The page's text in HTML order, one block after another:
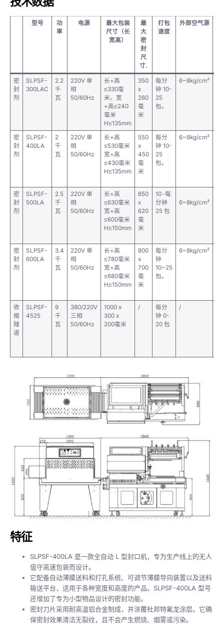
型号
功
率
电源
最大包装
尺寸（长
宽高）
最
大
密
封
尺
寸.
打包
速度
外部空气源
密
封
剂
SLPSF-
300LAC
2.2
千
瓦
220V 单
相
50/60Hz
长+高
≤330毫
米，宽
+高≤240
毫米
H≤135mm
350
x
260
毫
米
每分
钟 10-
25
包。
6~8kg/cm²
密
封
剂
SLPSF-
400LA
2
千
瓦
220V 单
相
50/60Hz
长+高
≤530毫米
宽+高
≤430毫米
H≤135mm
550
x
450
毫
米
每分
钟 10-
25
包。
6~8kg/cm²
密
封
剂
SLPSF-
500LA
2.5
千
瓦
220V 单
相
50/60Hz
长+高
≤630毫米
宽+高
≤600毫米
H≤150mm
650
x
620
毫
米
10-每
分钟
25 包
6~8kg/cm²
密
封
剂
SLPSF-
600LA
3.4
千
瓦
220V 单
相
50/60Hz
长+高
≤780毫米
宽+高
≤680毫米
H≤150mm
800
x
700
毫
米
每分
钟
10~25
包。
6~8kg/cm²
收
缩
隧
道
SLPSF-
4525
9
千
瓦
380/220V
三相
50/60Hz
1000 x
300 x
200毫米
/
每分
钟 0-
20 包
/
特征
SLPSF-400LA 是一款全自动 L 型封口机，专为生产线上的无人
值守高速包装而设计。
它配备自动薄膜送料和打孔系统、可调节薄膜导向装置以及送料
输送平台，适用于各种宽度和高度的产品。SLPSF-400LA 型号
还增加了专为小型物品设计的密封功能。
密封刀片采用耐高温铝合金制成，并涂覆杜邦特氟龙涂层。它确
保密封效果清洁无裂纹，且不会产生燃烧、烟雾或污染。